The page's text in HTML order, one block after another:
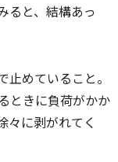
ると、結構あっ
めていること。
ときに負荷がかか
々に剥がれてく